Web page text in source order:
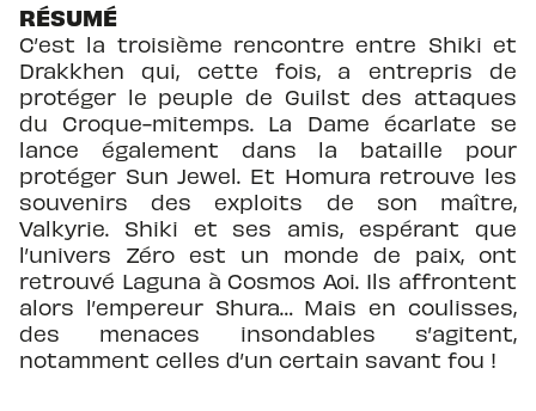
RÉSUMÉ
C’est la troisième rencontre entre Shiki et
Drakkhen qui, cette fois, a entrepris de
protéger le peuple de Guilst des attaques
du Croque-mitemps. La Dame écarlate se
lance également dans la bataille pour
protéger Sun Jewel. Et Homura retrouve les
souvenirs des exploits de son maître,
Valkyrie. Shiki et ses amis, espérant que
l’univers Zéro est un monde de paix, ont
retrouvé Laguna à Cosmos Aoi. Ils affrontent
alors l’empereur Shura… Mais en coulisses,
des menaces insondables s’agitent,
notamment celles d’un certain savant fou !